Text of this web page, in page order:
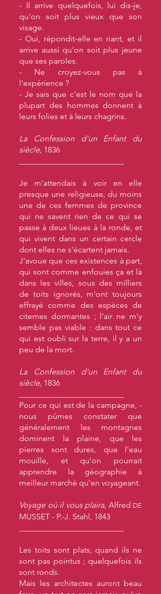
- Il arrive quelquefois, lui dis-je,
qu'on soit plus vieux que son
visage.
- Oui, répondit-elle en riant, et il
arrive aussi qu'on soit plus jeune
que ses paroles.
- Ne croyez-vous pas à
l'expérience ?
- Je sais que c'est le nom que la
plupart des hommes donnent à
leurs folies et à leurs chagrins.
La Confession d'un Enfant du
siècle, 1836
Je m'attendais à voir en elle
presque une religieuse, du moins
une de ces femmes de province
qui ne savent rien de ce qui se
passe à deux lieues à la ronde, et
qui vivent dans un certain cercle
dont elles ne s'écartent jamais.
J'avoue que ces existences à part,
qui sont comme enfouies ça et là
dans les villes, sous des milliers
de toits ignorés, m'ont toujours
effrayé comme des espèces de
citernes dormantes ; l'air ne m'y
semble pas viable : dans tout ce
qui est oubli sur la terre, il y a un
peu de la mort.
La Confession d'un Enfant du
siècle, 1836
Pour ce qui est de la campagne, -
nous pûmes constater que
généralement les montagnes
dominent la plaine, que les
pierres sont dures, que l'eau
mouille, et qu'on pourrait
apprendre la géographie à
meilleur marché qu'en voyageant.
Voyage où il vous plaira, Alfred DE
MUSSET - P.-J. Stahl, 1843
Les toits sont plats, quand ils ne
sont pas pointus ; quelquefois ils
sont ronds.
Mais les architectes auront beau